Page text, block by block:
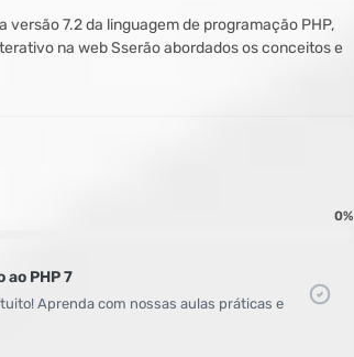
7.2 da linguagem de programação PHP,
na web Sserão abordados os conceitos e
0%
PHP 7
Aprenda com nossas aulas práticas e